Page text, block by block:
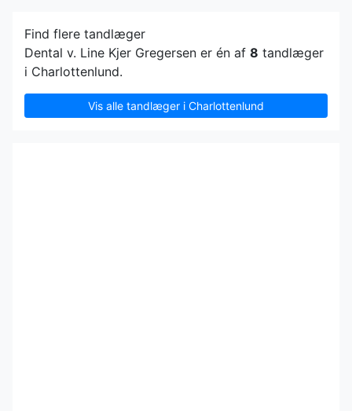
Find flere tandlæger
Dental v. Line Kjer Gregersen er én af 8 tandlæger
i Charlottenlund.
Vis alle tandlæger i Charlottenlund